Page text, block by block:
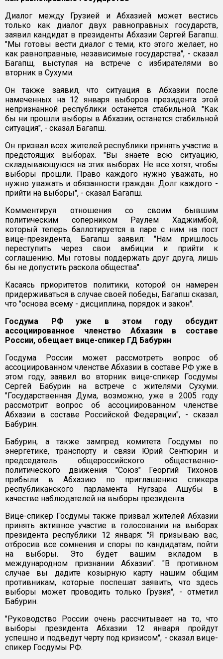
Диалог между Грузией и Абхазией может вестись
только как диалог двух равноправных государств,
заявил кандидат в президенты Абхазии Сергей Багапш.
"Мы готовы вести диалог с теми, кто этого желает, но
как равноправные, независимые государства", - сказал
Багапш, выступая на встрече с избирателями во
вторник в Сухуми.
Он также заявил, что ситуация в Абхазии после
намеченных на 12 января выборов президента этой
непризнанной республики останется стабильной. "Как
бы ни прошли выборы в Абхазии, останется стабильной
ситуация", - сказал Багапш.
Он призвал всех жителей республики принять участие в
предстоящих выборах. "Вы знаете всю ситуацию,
складывающуюся на этих выборах. Не все хотят, чтобы
выборы прошли. Право каждого нужно уважать, но
нужно уважать и обязанности граждан. Долг каждого -
прийти на выборы", - сказал Багапш.
Комментируя отношения со своим бывшим
политическим соперником Раулем Хаджимбой,
который теперь баллотируется в паре с ним на пост
вице-президента, Багапш заявил: "Нам пришлось
переступить через свои амбиции и прийти к
соглашению. Мы готовы поддержать друг друга, лишь
бы не допустить раскола общества".
Касаясь приоритетов политики, которой он намерен
придерживаться в случае своей победы, Багапш сказал,
что "основа всему - дисциплина, порядок и закон".
Госдума РФ уже в этом году обсудит
ассоциированное членство Абхазии в составе
России, обещает вице-спикер ГД Бабурин
Госдума России может рассмотреть вопрос об
ассоциированном членстве Абхазии в составе РФ уже в
этом году, заявил во вторник вице-спикер Госдумы
Сергей Бабурин на встрече с жителями Сухуми.
"Государственная Дума, возможно, уже в 2005 году
рассмотрит вопрос об ассоциированном членстве
Абхазии в составе Российской Федерации", - сказал
Бабурин.
Бабурин, а также зампред комитета Госдумы по
энергетике, транспорту и связи Юрий Сентюрин и
председатель общероссийского общественно-
политического движения "Союз" Георгий Тихонов
прибыли в Абхазию по приглашению спикера
республиканского парламента Нугзара Ашубы в
качестве наблюдателей на выборы президента.
Вице-спикер Госдумы также призвал жителей Абхазии
принять активное участие в голосовании на выборах
президента республики 12 января: "Я призываю вас,
отбросив все сомнения и споры по кандидатам, пойти
на выборы. Это будет вашим вкладом в
международном признании Абхазии". "В противном
случае вы дадите козырную карту нашим общим
противникам, которые поспешат заявить, что здесь
выборы может проводить только Грузия", - отметил
Бабурин.
"Руководство России очень рассчитывает на то, что
выборы президента Абхазии 12 января пройдут
успешно и подведут черту под кризисом", - сказал вице-
спикер Госдумы РФ.